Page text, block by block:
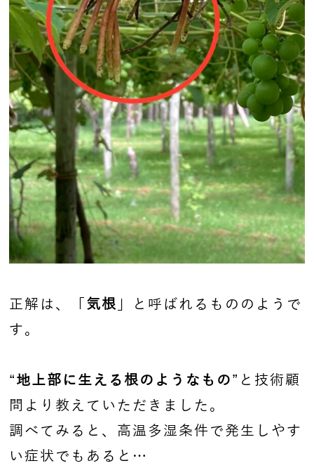
正解は、「 気根
」と呼ばれるもののようで
す。
“地上部に生える根のようなもの”と技術顧
問より教えていただきました。
調べてみると、高温多湿条件で発生しやす
い症状でもあると…